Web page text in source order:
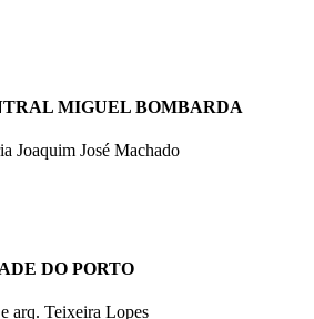
MIGUEL BOMBARDA
Joaquim José Machado
DO PORTO
arq. Teixeira Lopes